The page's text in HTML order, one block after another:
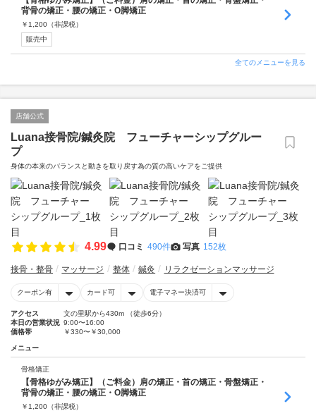
背骨の矯正・腰の矯正・O脚矯正
￥ 1,200 （非課税）
販売中
全てのメニューを見る
店舗公式
Luana接骨院/鍼灸院 フューチャーシップグルー
プ
身体の本来のバランスと動きを取り戻す為の質の高いケアをご提供
4.99 口コミ 490件 写真 152枚
接骨・整骨 マッサージ 整体 鍼灸 リラクゼーションマッサージ
クーポン有 カード可 電子マネー決済可
アクセス
文の里駅から430m （徒歩6分）
本日の営業状況 9:00〜16:00
価格帯
￥330〜￥30,000
メニュー
骨格矯正
【骨格ゆがみ矯正】（ご料金）肩の矯正・首の矯正・骨盤矯正・
背骨の矯正・腰の矯正・O脚矯正
￥ 1,200 （非課税）